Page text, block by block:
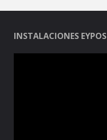
INSTALACIONES EYPOS